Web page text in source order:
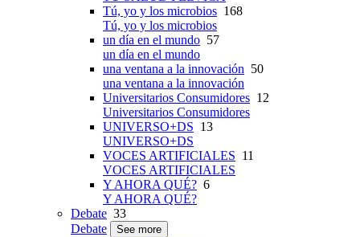
Tú, yo y los microbios 168
Tú, yo y los microbios
un día en el mundo 57
un día en el mundo
una ventana a la innovación 50
una ventana a la innovación
Universitarios Consumidores 12
Universitarios Consumidores
UNIVERSO+DS 13
UNIVERSO+DS
VOCES ARTIFICIALES 11
VOCES ARTIFICIALES
Y AHORA QUÉ? 6
Y AHORA QUÉ?
Debate 33
Debate
See more